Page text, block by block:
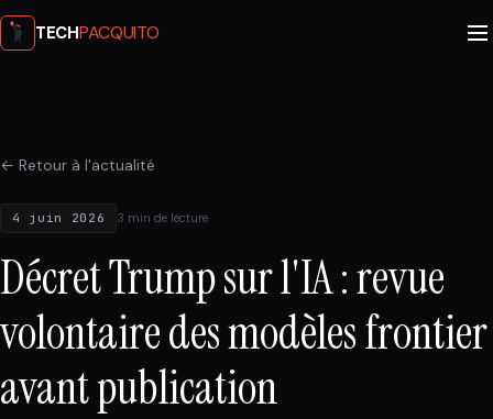
TECHPACQUITO
← Retour à l'actualité
4 juin 2026 3 min de lecture
Décret Trump sur l'IA : revue
volontaire des modèles frontier
avant publication